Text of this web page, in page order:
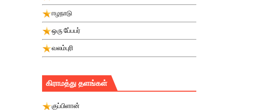
ஈழநாடு
ஒரு பே்பபர்
வலம்புரி
கிராமத்து தளங்கள்
குப்பிளான்